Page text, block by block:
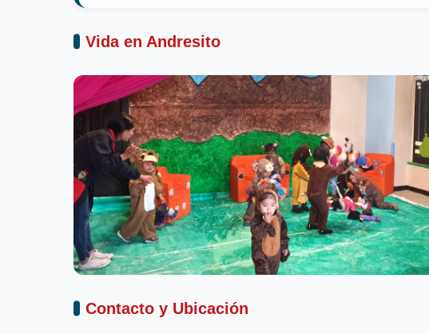
Vida en Andresito
Contacto y Ubicación